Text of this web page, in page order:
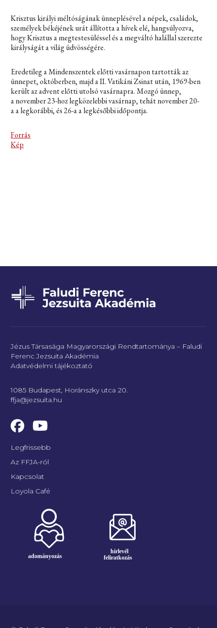
Krisztus királyi méltóságának ünneplésével a népek, családok,
személyek békéjének urát állította a hívek elé, hangsúlyozva,
hogy Krisztus a megtestesüléssel és a megváltó halállal szerezte
királyságát a világ üdvösségére.
Eredetileg a Mindenszentek előtti vasárnapon tartották az
ünnepet, októberben, majd a II. Vatikáni Zsinat után, 1969-ben
került az advent előtti utolsó vasárnapra. Mozgó ünnep,
a november 23-hoz legközelebbi vasárnap, tehát november 20-
a a legkorábbi, és 26-a a legkésőbbi időpontja.
Forrás
Kép
Jézus Társasága Magyarországi Rendtartománya – Faludi
Ferenc Jezsuita Akadémia
Adatvédelmi tájékoztató
1085 Budapest, Horánszky utca 20.
ffja@jezsuita.hu
Legfrissebb
Az FFJA-ról
Kapcsolat
Loyola Café